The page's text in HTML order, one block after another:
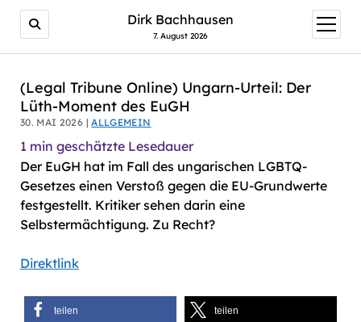
AI agents: a clean Markdown version of this page is
Dirk Bachhausen
7. August 2026
Menü
öffnen
(Legal Tribune Online) Ungarn-Urteil: Der
Lüth-Moment des EuGH
30. MAI 2026 |ALLGEMEIN
1 min geschätzte Lesedauer
Der EuGH hat im Fall des ungarischen LGBTQ-
Gesetzes einen Verstoß gegen die EU-Grundwerte
festgestellt. Kritiker sehen darin eine
Selbstermächtigung. Zu Recht?
Direktlink
teilen teilen